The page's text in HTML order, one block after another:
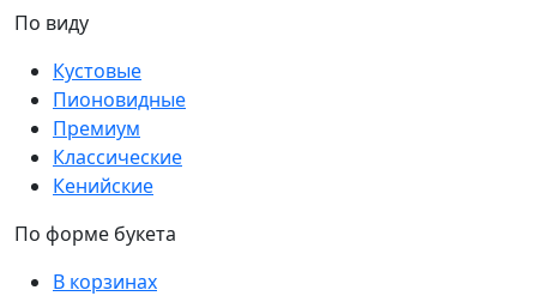
По виду
Кустовые
Пионовидные
Премиум
Классические
Кенийские
По форме букета
В корзинах